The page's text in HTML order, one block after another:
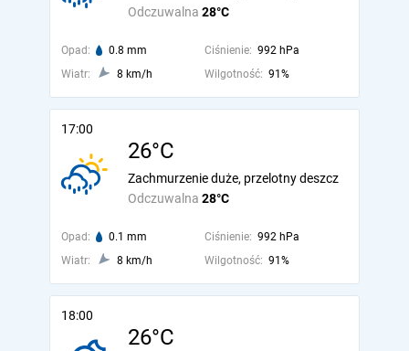
Odczuwalna 28°C
Opad: 0.8 mm Ciśnienie: 992 hPa
Wiatr:
8 km/h Wilgotność: 91%
17:00
26°C
Odczuwalna 28°C
Zachmurzenie duże, przelotny deszcz
Opad: 0.1 mm Ciśnienie: 992 hPa
Wiatr:
8 km/h Wilgotność: 91%
18:00
26°C